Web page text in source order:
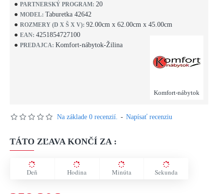
PARTNERSKÝ PROGRAM: 20
MODEL: Taburetka 42642
ROZMERY (D X Š X V): 92.00cm x 62.00cm x 45.00cm
EAN: 4251854727100
PREDAJCA: Komfort-nábytok-Žilina
Komfort-nábytok
Na základe 0 recenzií. - Napísať recenziu
TÁTO ZĽAVA KONČÍ ZA :
Deň Hodina Minúta Sekunda